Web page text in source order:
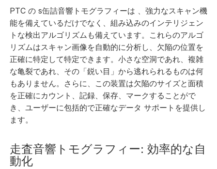
PTC の s缶詰音響トモグラフィーは 、強力なスキャン機
能を備えているだけでなく、組み込みのインテリジェン
トな検出アルゴリズムも備えています。これらのアルゴ
リズムはスキャン画像を自動的に分析し、欠陥の位置を
正確に特定して特定できます。小さな空洞であれ、複雑
な亀裂であれ、その「鋭い目」から逃れられるものは何
もありません。さらに、この装置は欠陥のサイズと面積
を正確にカウント、記録、保存、マークすることがで
き、ユーザーに包括的で正確なデータ サポートを提供し
ます。
走査音響トモグラフィー: 効率的な自
動化